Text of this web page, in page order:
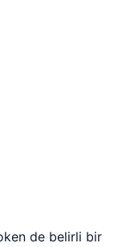
de belirli bir